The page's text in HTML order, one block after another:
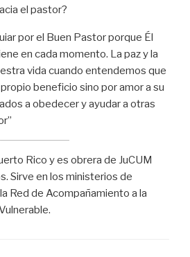
el pastor?
por el Buen Pastor porque Él
en cada momento. La paz y la
vida cuando entendemos que
beneficio sino por amor a su
y ayudar a otras
Rico y es obrera de JuCUM
Sirve en los ministerios de
Red de Acompañamiento a la